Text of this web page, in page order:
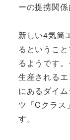
ーの提携関
新しい4気筒
るというこ
るようです
生産される
にあるダイ
ツ「Cクラス
す。